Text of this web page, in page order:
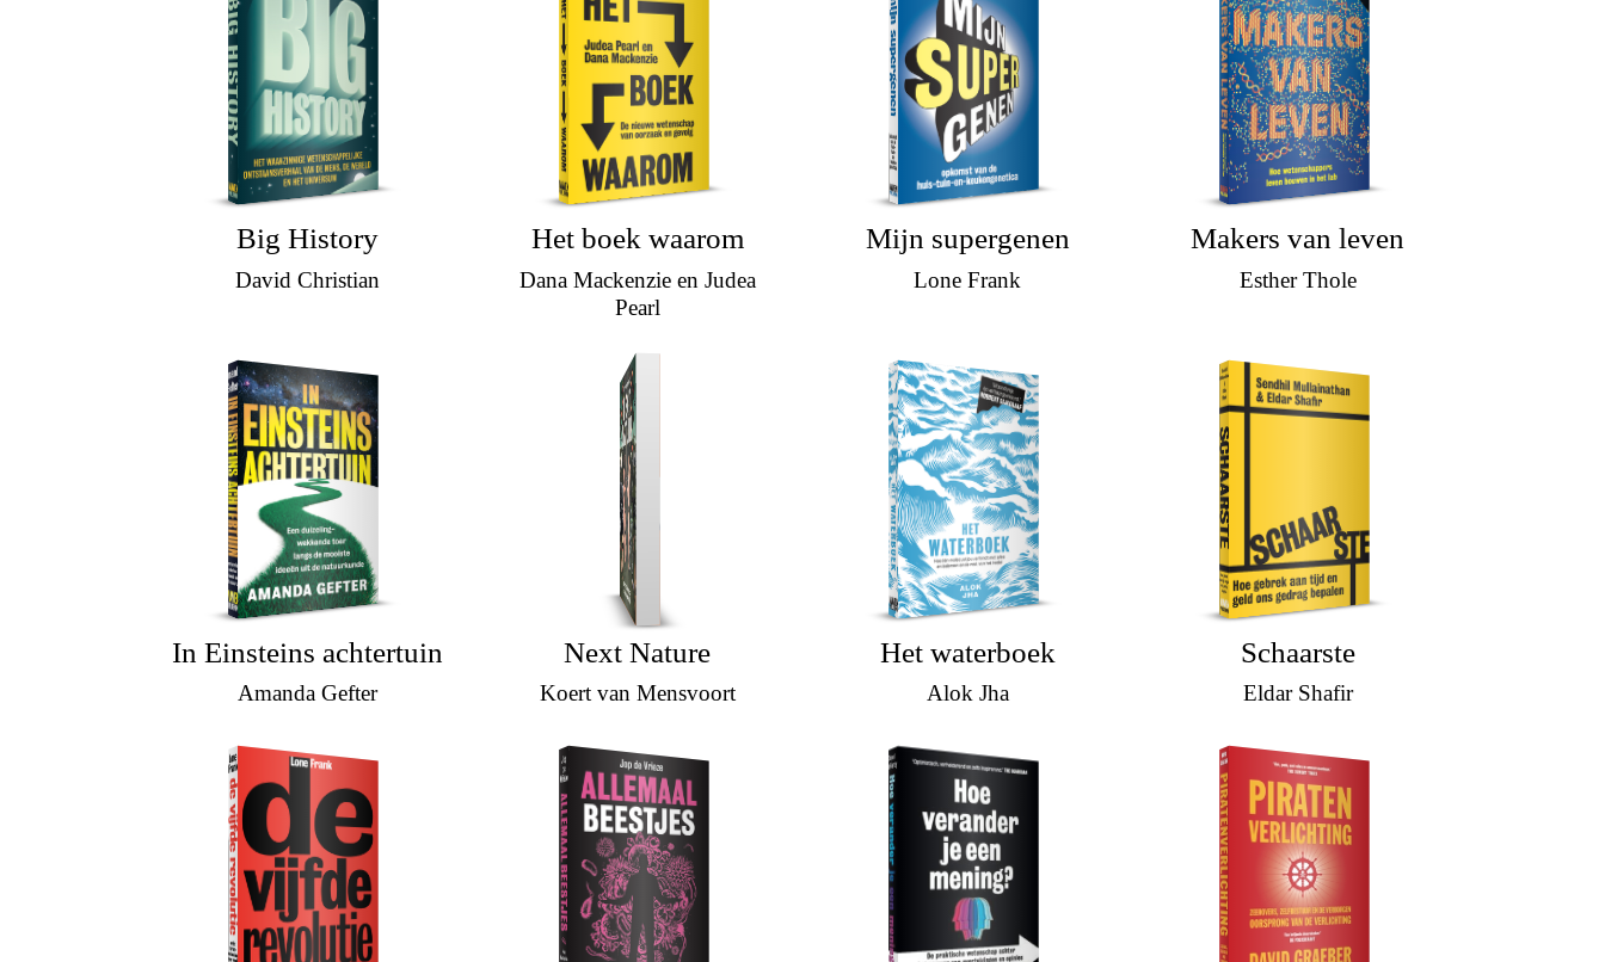
Big History
David Christian
Het boek waarom
Dana Mackenzie en Judea
Pearl
Mijn supergenen
Lone Frank
Makers van leven
Esther Thole
In Einsteins achtertuin
Amanda Gefter
Next Nature
Koert van Mensvoort
Het waterboek
Alok Jha
Schaarste
Eldar Shafir